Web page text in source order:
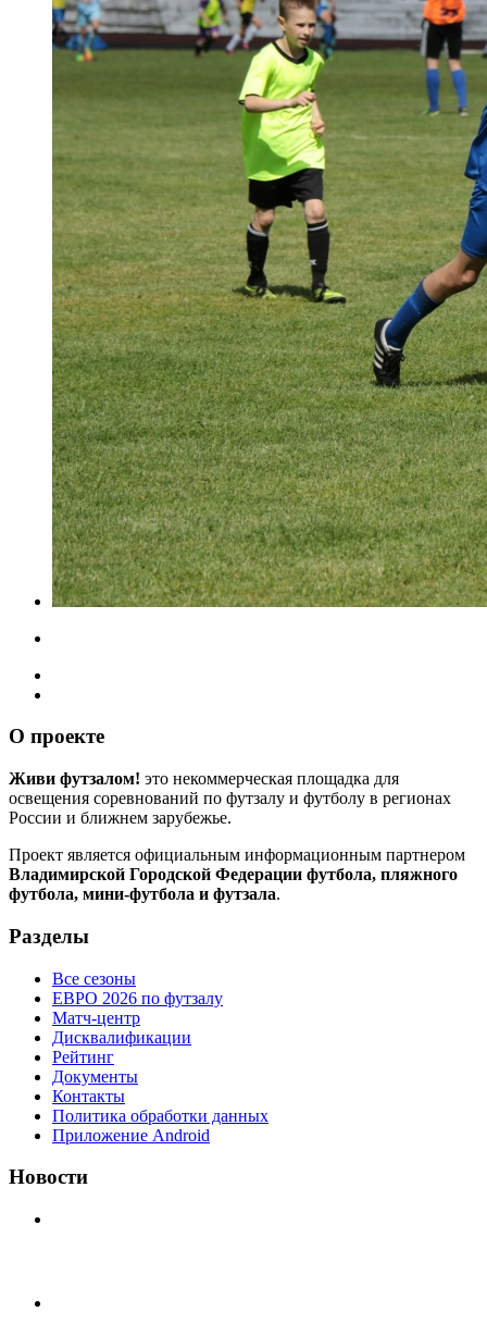
О проекте
Живи футзалом! это некоммерческая площадка для
освещения соревнований по футзалу и футболу в регионах
России и ближнем зарубежье.
Проект является официальным информационным партнером
Владимирской Городской Федерации футбола, пляжного
футбола, мини-футбола и футзала.
Разделы
Все сезоны
ЕВРО 2026 по футзалу
Матч-центр
Дисквалификации
Рейтинг
Документы
Контакты
Политика обработки данных
Приложение Android
Новости